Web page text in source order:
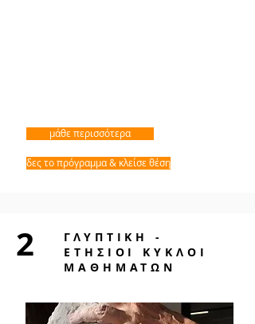
μάθε περισσότερα
δες το πρόγραμμα & κλείσε θέση
2
ΓΛΥΠΤΙΚΗ -
ΕΤΗΣΙΟΙ ΚΥΚΛΟΙ
ΜΑΘΗΜΑΤΩΝ